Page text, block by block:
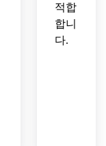
적합
합니
다.